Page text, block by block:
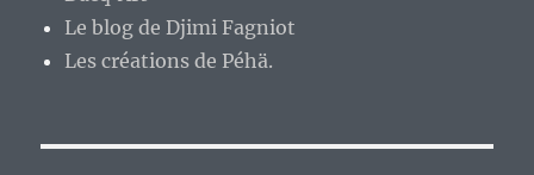
Le blog de Djimi Fagniot
Les créations de Péhä.